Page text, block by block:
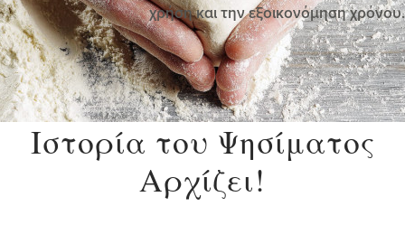
χρήση και την εξοικονόμηση χρόνου.
Ιστορία του Ψησίματος
Αρχίζει!